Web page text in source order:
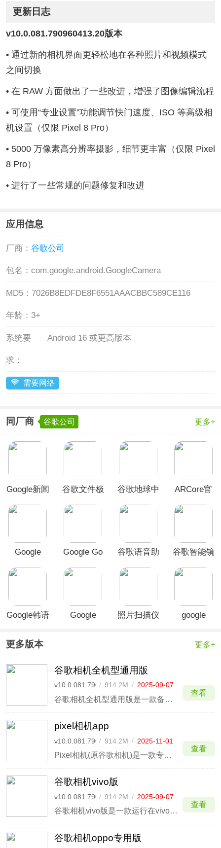
更新日志
v10.0.081.790960413.20版本
• 通过新的相机界面更轻松地在各种照片和视频模式
之间切换
• 在 RAW 方面做出了一些改进，增强了图像编辑流程
• 可使用“专业设置”功能调节快门速度、ISO 等高级相
机设置（仅限 Pixel 8 Pro）
• 5000 万像素高分辨率摄影，细节更丰富（仅限 Pixel
8 Pro）
• 进行了一些常规的问题修复和改进
应用信息
厂商： 谷歌公司
包名： com.google.android.GoogleCamera
MD5： 7026B8EDFDE8F6551AAACBBC589CE116
年龄： 3+
系统要
求：
Android 16 或更高版本
需要网络
同厂商 谷歌公司 更多+
Google新闻
谷歌文件极
谷歌地球中
ARCore官
Google
歌课堂)官
Google Go
谷歌语音助
Assistant)
谷歌智能镜
Google韩语
版
Google
照片扫描仪
google
更多版本 更多+
谷歌相机全机型通用版
v10.0.081.790960413.20
/ 914.2M / 2025-09-07
谷歌相机全机型通用版是一款备受海外用户喜爱的摄影摄像软件，区别于其他版本而言，该版本适用大部分机型。同时该软件界面布局设计的非常简约和清爽，软件操作起来简单易上手，只需设置相机轻点即可拍摄，丝毫无任何的难度，就算你是没有拍摄基础的小白也是可以轻松上手。
查看
pixel相机app
v10.0.081.790960413.20
/ 914.2M / 2025-11-01
Pixel相机(原谷歌相机)是一款专业的拍照软件，现已焕新升级，以更智能的设计，助你轻松定格每个精彩瞬间。不管是拍人像特写、捕捉夜景，还是玩转延时摄影和电影感虚化，它都能让画面呈现出细腻质感。
查看
谷歌相机vivo版
v10.0.081.790960413.20
/ 914.2M / 2025-09-07
谷歌相机vivo版是一款运行在vivo手机设备上的拍照软件，它拥有16:9、4:3等多种照片比例供用户自行选择，在使用过程中，用户可以通过调整一些拍摄数据，包括曝光、ISO、快门速度、闪光灯、对焦、手电筒强度和白平衡等参数，充分满足用户在各个场景下更加专业的摄影需求。
查看
谷歌相机oppo专用版